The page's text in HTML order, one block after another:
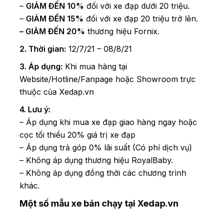
– GIẢM ĐẾN 10% đối với xe đạp dưới 20 triệu.
– GIẢM ĐẾN 15% đối với xe đạp 20 triệu trở lên.
– GIẢM ĐẾN 20% thương hiệu Fornix.
2. Thời gian: 12/7/21 – 08/8/21
3. Áp dụng: Khi mua hàng tại
Website/Hotline/Fanpage hoặc Showroom trực
thuộc của Xedap.vn
4. Lưu ý:
– Áp dụng khi mua xe đạp giao hàng ngay hoặc
cọc tối thiểu 20% giá trị xe đạp
– Áp dụng trả góp 0% lãi suất (Có phí dịch vụ)
– Không áp dụng thương hiệu RoyalBaby.
– Không áp dụng đồng thời các chương trình
khác.
Một số mẫu xe bán chạy tại Xedap.vn